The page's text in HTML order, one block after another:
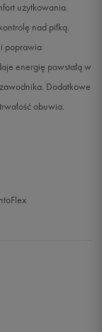
użytkowania.
nad piłką.
i poprawia
energię powstałą w
Dodatkowe
obuwia.